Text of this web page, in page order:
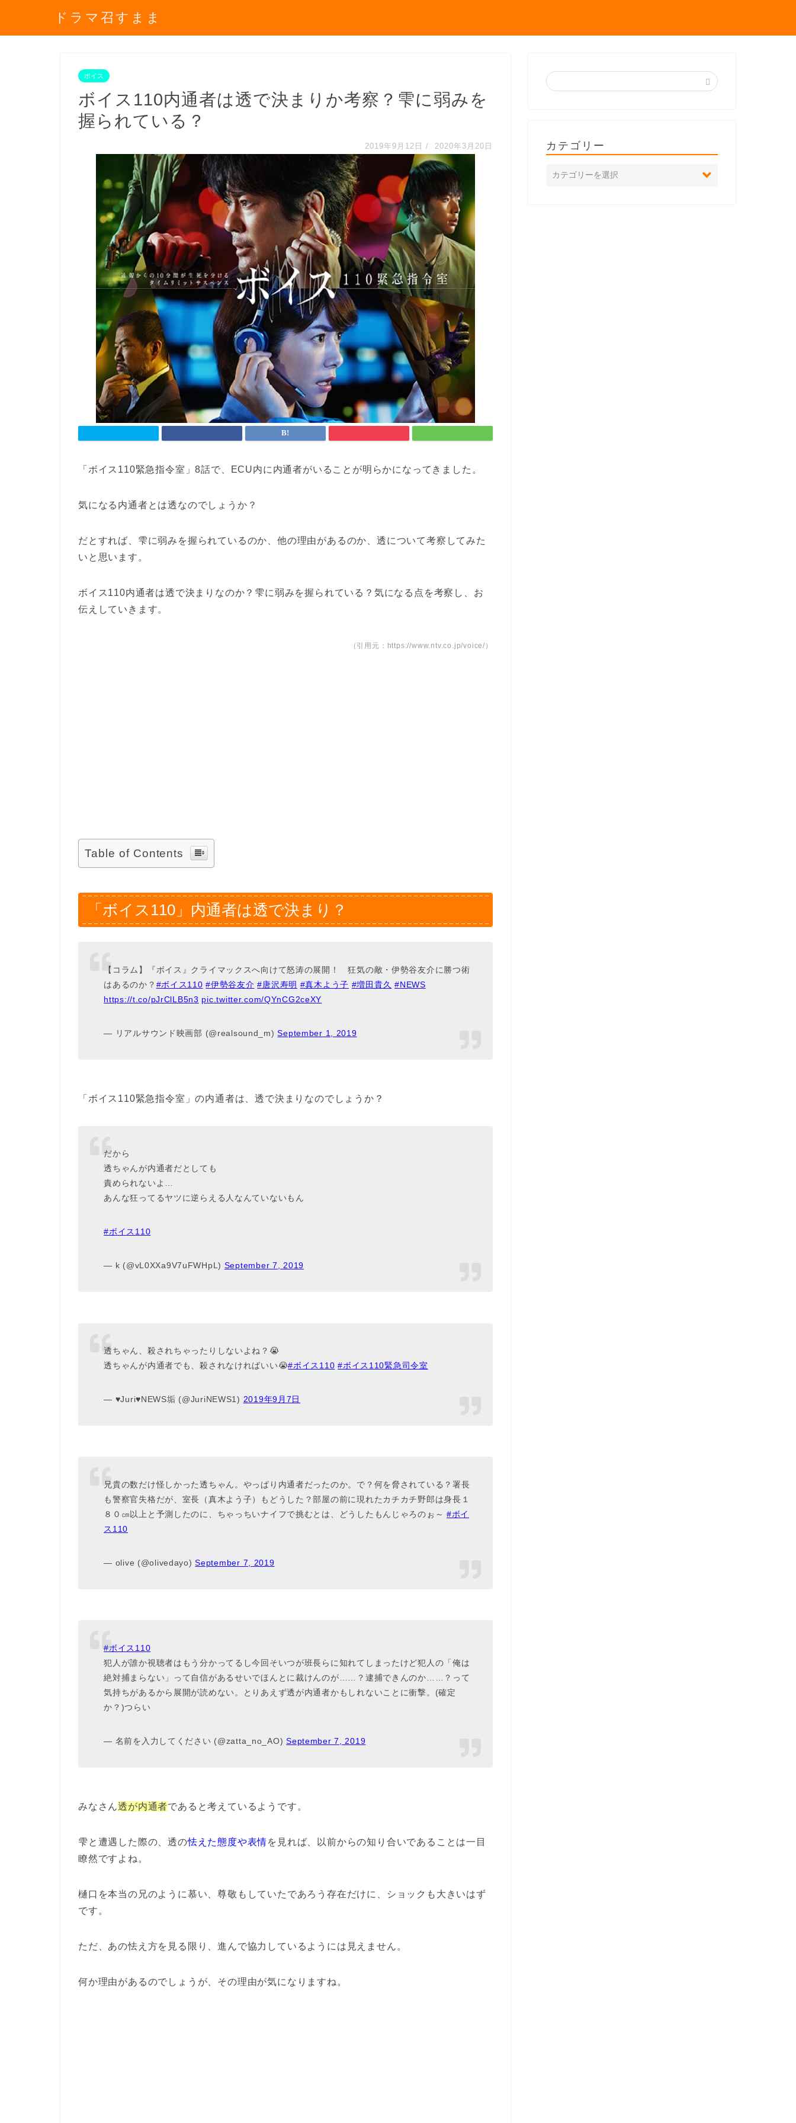
ドラマ召すまま
ボイス
ボイス110内通者は透で決まりか考察？雫に弱みを
握られている？
2019年9月12日 / 2020年3月20日
「ボイス110緊急指令室」8話で、ECU内に内通者がいることが明らかになってきました。
気になる内通者とは透なのでしょうか？
だとすれば、雫に弱みを握られているのか、他の理由があるのか、透について考察してみた
いと思います。
ボイス110内通者は透で決まりなのか？雫に弱みを握られている？気になる点を考察し、お
伝えしていきます。
（引用元：https://www.ntv.co.jp/voice/）
Table of Contents
「ボイス110」内通者は透で決まり？
【コラム】『ボイス』クライマックスへ向けて怒涛の展開！ 狂気の敵・伊勢谷友介に勝つ術
はあるのか？ #ボイス110 #伊勢谷友介 #唐沢寿明 #真木よう子 #増田貴久 #NEWS
https://t.co/pJrClLB5n3 pic.twitter.com/QYnCG2ceXY
— リアルサウンド映画部 (@realsound_m)September 1, 2019
「ボイス110緊急指令室」の内通者は、透で決まりなのでしょうか？
だから
透ちゃんが内通者だとしても
責められないよ…
あんな狂ってるヤツに逆らえる人なんていないもん
#ボイス110
— k (@vL0XXa9V7uFWHpL) September 7, 2019
透ちゃん、殺されちゃったりしないよね？😭
透ちゃんが内通者でも、殺されなければいい😭#ボイス110 #ボイス110緊急司令室
— ♥Juri♥NEWS垢 (@JuriNEWS1) 2019年9月7日
兄貴の数だけ怪しかった透ちゃん。やっぱり内通者だったのか。で？何を脅されている？署長
も警察官失格だが、室長（真木よう子）もどうした？部屋の前に現れたカチカチ野郎は身長１
８０㎝以上と予測したのに、ちゃっちいナイフで挑むとは、どうしたもんじゃろのぉ～ #ボイ
ス110
— olive (@olivedayo)September 7, 2019
#ボイス110
犯人が誰か視聴者はもう分かってるし今回そいつが班長らに知れてしまったけど犯人の「俺は
絶対捕まらない」って自信があるせいでほんとに裁けんのが……？逮捕できんのか……？って
気持ちがあるから展開が読めない。とりあえず透が内通者かもしれないことに衝撃。(確定
か？)つらい
— 名前を入力してください (@zatta_no_AO)September 7, 2019
みなさん透が内通者であると考えているようです。
雫と遭遇した際の、透の怯えた態度や表情を見れば、以前からの知り合いであることは一目
瞭然ですよね。
樋口を本当の兄のように慕い、尊敬もしていたであろう存在だけに、ショックも大きいはず
です。
ただ、あの怯え方を見る限り、進んで協力しているようには見えません。
何か理由があるのでしょうが、その理由が気になりますね。
カテゴリー